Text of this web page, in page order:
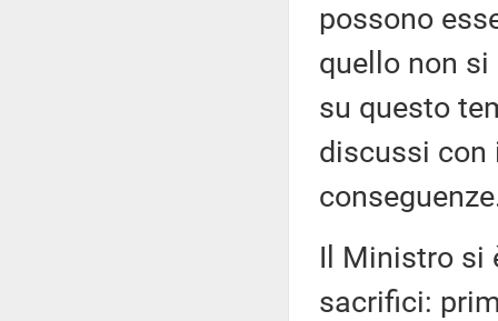
possono
quello non
su questo
discussi con
Il Ministro si
sacrifici: